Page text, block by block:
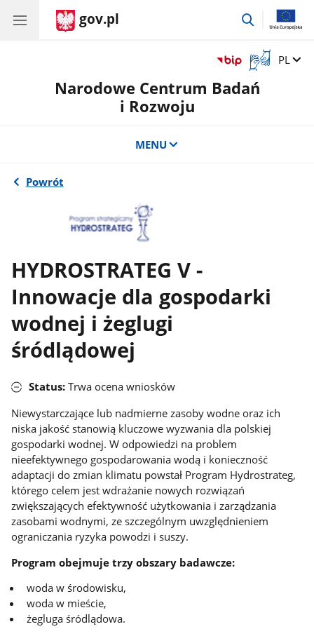
gov.pl
przejdź
Otwórz
okno
z
Zmień
PL
Narodowe Centrum Badań
i Rozwoju
MENU
Powrót
HYDROSTRATEG V -
Innowacje dla gospodarki
wodnej i żeglugi
śródlądowej
Status: Trwa ocena wniosków
Niewystarczające lub nadmierne zasoby wodne oraz ich
niska jakość stanowią kluczowe wyzwania dla polskiej
gospodarki wodnej. W odpowiedzi na problem
nieefektywnego gospodarowania wodą i konieczność
adaptacji do zmian klimatu powstał Program Hydrostrateg,
którego celem jest wdrażanie nowych rozwiązań
zwiększających efektywność użytkowania i zarządzania
zasobami wodnymi, ze szczególnym uwzględnieniem
ograniczania ryzyka powodzi i suszy.
Program obejmuje trzy obszary badawcze:
woda w środowisku,
woda w mieście,
żegluga śródlądowa.